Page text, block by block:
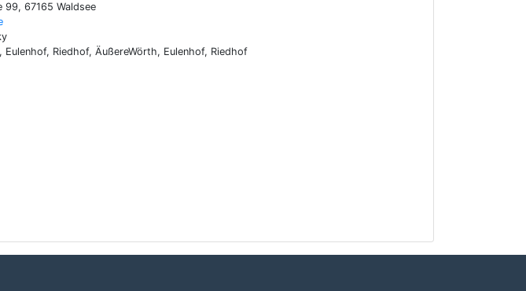
99, 67165 Waldsee
Eulenhof, Riedhof, ÄußereWörth, Eulenhof, Riedhof